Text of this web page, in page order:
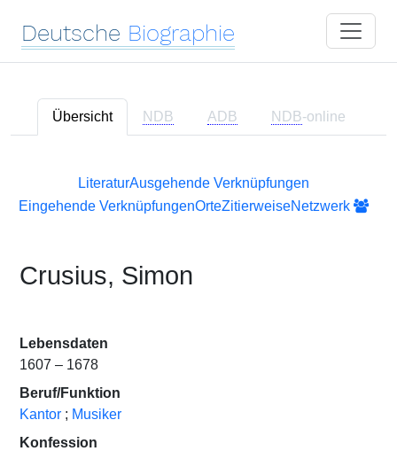
Deutsche Biographie
Übersicht NDB ADB NDB-online
LiteraturAusgehende Verknüpfungen
Eingehende VerknüpfungenOrteZitierweiseNetzwerk
Crusius, Simon
Lebensdaten
1607 – 1678
Beruf/Funktion
Kantor ; Musiker
Konfession